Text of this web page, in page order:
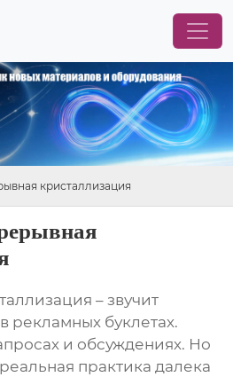
кристаллизация
– звучит
рекламных буклетах.
и обсуждениях. Но
практика далека